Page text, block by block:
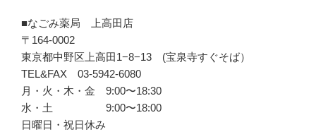
■なごみ薬局 上高田店
〒164-0002
東京都中野区上高田1−8−13 (宝泉寺すぐそば）
TEL&FAX 03-5942-6080
月・火・木・金 9:00〜18:30
水・土 9:00〜18:00
日曜日・祝日休み